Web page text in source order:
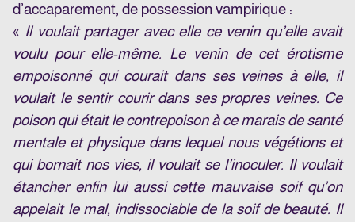
d’accaparement, de possession vampirique :
« Il voulait partager avec elle ce venin qu’elle avait
voulu pour elle-même. Le venin de cet érotisme
empoisonné qui courait dans ses veines à elle, il
voulait le sentir courir dans ses propres veines. Ce
poison qui était le contrepoison à ce marais de santé
mentale et physique dans lequel nous végétions et
qui bornait nos vies, il voulait se l’inoculer. Il voulait
étancher enfin lui aussi cette mauvaise soif qu’on
appelait le mal, indissociable de la soif de beauté. Il